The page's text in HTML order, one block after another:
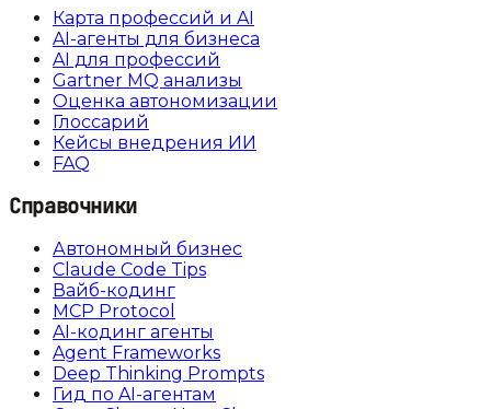
Карта профессий и AI
AI-агенты для бизнеса
AI для профессий
Gartner MQ анализы
Оценка автономизации
Глоссарий
Кейсы внедрения ИИ
FAQ
Справочники
Автономный бизнес
Claude Code Tips
Вайб-кодинг
MCP Protocol
AI-кодинг агенты
Agent Frameworks
Deep Thinking Prompts
Гид по AI-агентам